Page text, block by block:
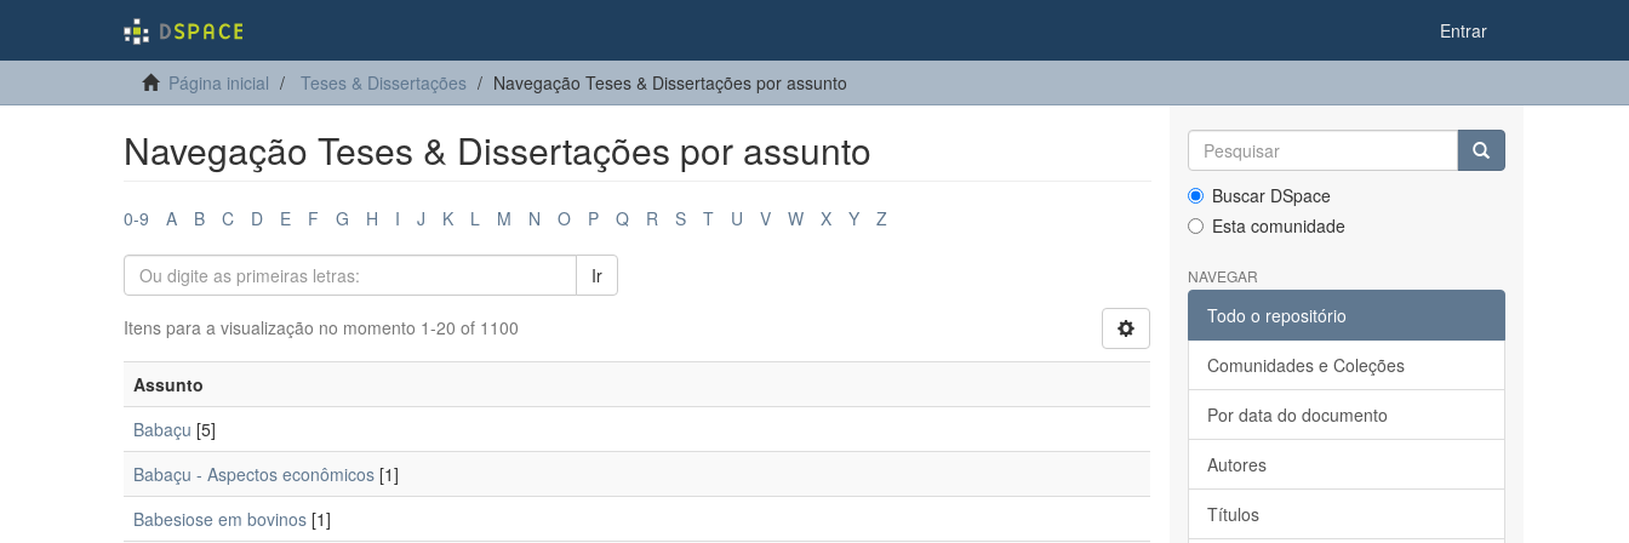
Entrar
Página inicial Teses & Dissertações Navegação Teses & Dissertações por assunto
Navegação Teses & Dissertações por assunto
0-9 A B C D E F G H I J K L M N O P Q R S T U V W X Y Z
Ir
Itens para a visualização no momento 1-20 of 1100
Assunto
Babaçu [5]
Babaçu - Aspectos econômicos [1]
Babesiose em bovinos [1]
Buscar DSpace
Esta comunidade
NAVEGAR
Todo o repositório
Comunidades e Coleções
Por data do documento
Autores
Títulos